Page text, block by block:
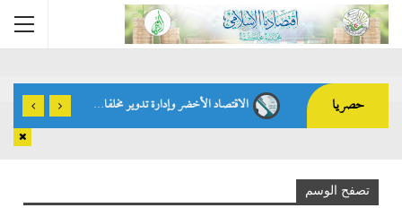
Home المصارف الإسلامية
حصريا الاقتصاد الأخضر وإدارة تدوير مخلفات الهدي والأضاحي: فرص استثمارية واعدة – أ.م.د. محمد فهمي رشاد -مصر-
تصفح الوسم